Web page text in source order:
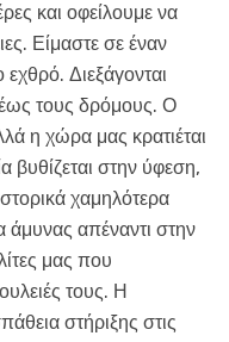
και οφείλουμε να
Είμαστε σε έναν
Διεξάγονται
τους δρόμους. Ο
η χώρα μας κρατιέται
βυθίζεται στην ύφεση,
χαμηλότερα
άμυνας απέναντι στην
μας που
τους. Η
στήριξης στις